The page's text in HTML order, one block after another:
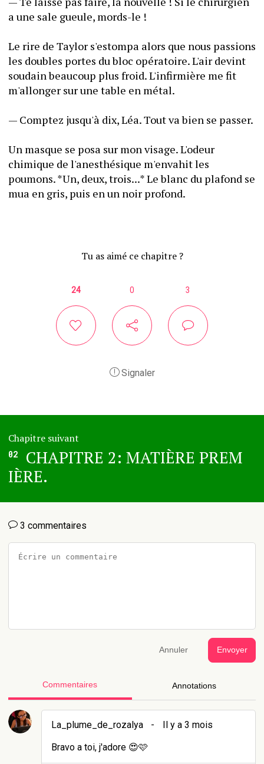
a une sale gueule, mords-le !
Le rire de Taylor s'estompa alors que nous passions
les doubles portes du bloc opératoire. L'air devint
soudain beaucoup plus froid. L'infirmière me fit
— Comptez jusqu'à dix, Léa. Tout va bien se passer.
Un masque se posa sur mon visage. L'odeur
chimique de l'anesthésique m'envahit les
poumons. *Un, deux, trois...* Le blanc du plafond se
Tu as aimé ce chapitre ?
24 0 3
Signaler
Chapitre suivant
02
CHAPITRE 2: MATIÈRE PREM
IÈRE.
3 commentaires
Annuler Envoyer
Commentaires Annotations
La_plume_de_rozalya -
Il y a 3 mois
Bravo a toi, j'adore 😍🩷